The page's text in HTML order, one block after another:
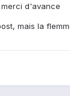
d'avance
mais la